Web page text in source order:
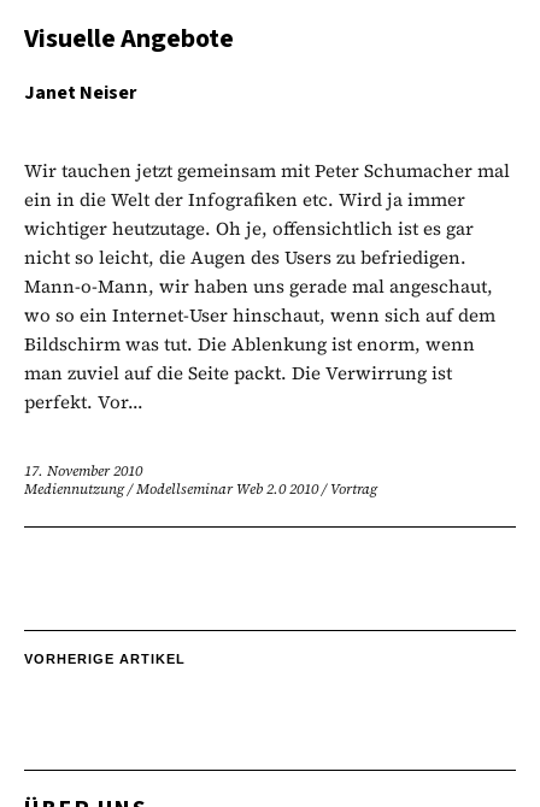
Visuelle Angebote
Janet Neiser
Wir tauchen jetzt gemeinsam mit Peter Schumacher mal
ein in die Welt der Infografiken etc. Wird ja immer
wichtiger heutzutage. Oh je, offensichtlich ist es gar
nicht so leicht, die Augen des Users zu befriedigen.
Mann-o-Mann, wir haben uns gerade mal angeschaut,
wo so ein Internet-User hinschaut, wenn sich auf dem
Bildschirm was tut. Die Ablenkung ist enorm, wenn
man zuviel auf die Seite packt. Die Verwirrung ist
perfekt. Vor...
17. November 2010
Mediennutzung/Modellseminar Web 2.0 2010/Vortrag
VORHERIGE ARTIKEL